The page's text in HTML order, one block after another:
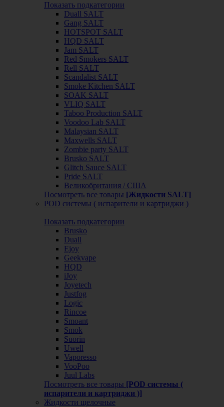
Показать подкатегории
Duall SALT
Gang SALT
HOTSPOT SALT
HQD SALT
Jam SALT
Red Smokers SALT
Rell SALT
Scandalist SALT
Smoke Kitchen SALT
SOAK SALT
VLIQ SALT
Taboo Production SALT
Voodoo Lab SALT
Malaysian SALT
Maxwells SALT
Zombie party SALT
Brusko SALT
Glitch Sauce SALT
Pride SALT
Великобритания / США
Посмотреть все товары [Жидкости SALT]
POD системы ( испарители и картриджи )
Показать подкатегории
Brusko
Duall
Ejoy
Geekvape
HQD
iJoy
Joyetech
Justfog
Logic
Rincoe
Smoant
Smok
Suorin
Uwell
Vaporesso
VooPoo
Juul Labs
Посмотреть все товары [POD системы (
испарители и картриджи )]
Жидкости щелочные